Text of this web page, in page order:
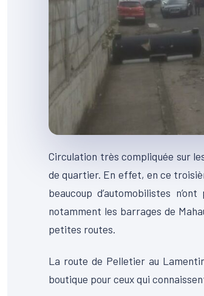
Circulation très compliquée sur
de quartier. En effet, en ce
beaucoup d’automobilistes
notamment les barrages de
petites routes.
La route de Pelletier au
boutique pour ceux qui